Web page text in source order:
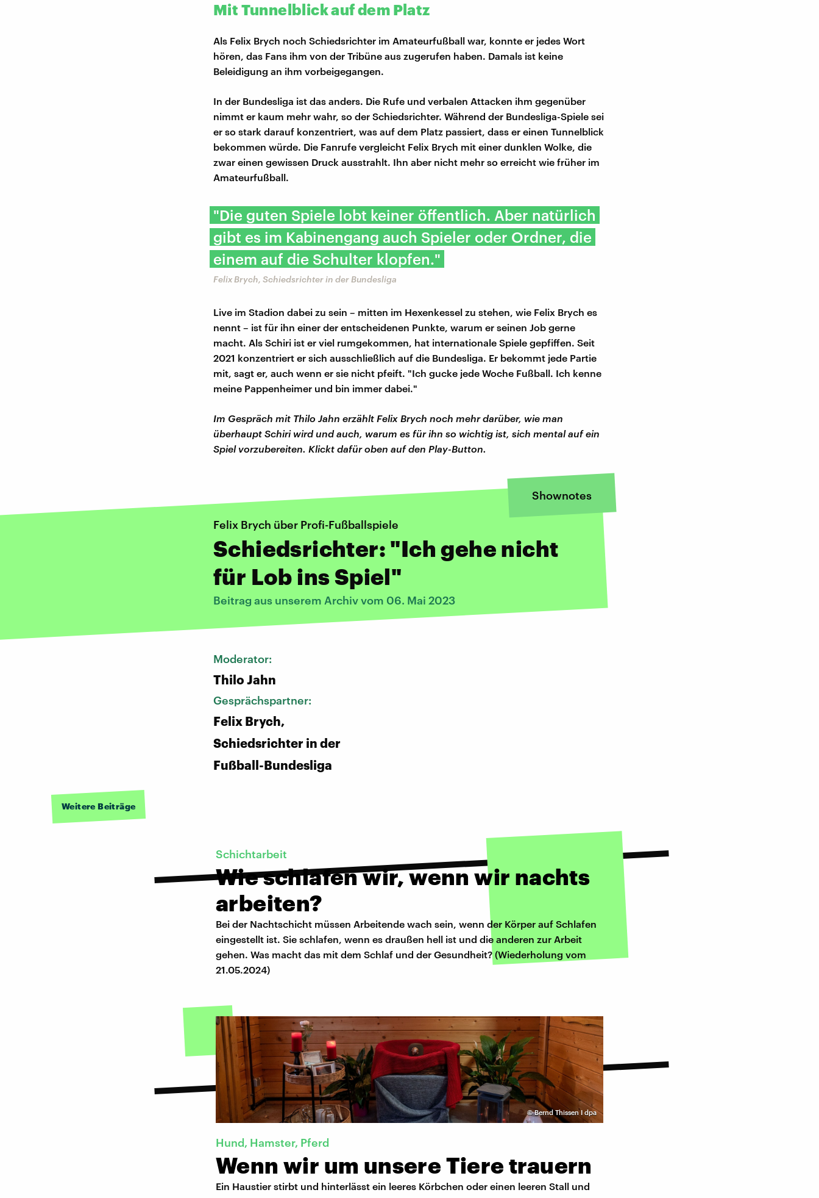
Mit Tunnelblick auf dem Platz
Als Felix Brych noch Schiedsrichter im Amateurfußball war, konnte er jedes Wort
hören, das Fans ihm von der Tribüne aus zugerufen haben. Damals ist keine
Beleidigung an ihm vorbeigegangen.
In der Bundesliga ist das anders. Die Rufe und verbalen Attacken ihm gegenüber
nimmt er kaum mehr wahr, so der Schiedsrichter. Während der Bundesliga-Spiele sei
er so stark darauf konzentriert, was auf dem Platz passiert, dass er einen Tunnelblick
bekommen würde. Die Fanrufe vergleicht Felix Brych mit einer dunklen Wolke, die
zwar einen gewissen Druck ausstrahlt. Ihn aber nicht mehr so erreicht wie früher im
Amateurfußball.
"Die guten Spiele lobt keiner öffentlich. Aber natürlich
gibt es im Kabinengang auch Spieler oder Ordner, die
einem auf die Schulter klopfen."
Felix Brych, Schiedsrichter in der Bundesliga
Live im Stadion dabei zu sein – mitten im Hexenkessel zu stehen, wie Felix Brych es
nennt – ist für ihn einer der entscheidenen Punkte, warum er seinen Job gerne
macht. Als Schiri ist er viel rumgekommen, hat internationale Spiele gepfiffen. Seit
2021 konzentriert er sich ausschließlich auf die Bundesliga. Er bekommt jede Partie
mit, sagt er, auch wenn er sie nicht pfeift. "Ich gucke jede Woche Fußball. Ich kenne
meine Pappenheimer und bin immer dabei."
Im Gespräch mit Thilo Jahn erzählt Felix Brych noch mehr darüber, wie man
überhaupt Schiri wird und auch, warum es für ihn so wichtig ist, sich mental auf ein
Spiel vorzubereiten. Klickt dafür oben auf den Play-Button.
Shownotes
Felix Brych über Profi-Fußballspiele
Schiedsrichter: "Ich gehe nicht
für Lob ins Spiel"
Beitrag aus unserem Archiv vom 06. Mai 2023
Moderator:
Thilo Jahn
Gesprächspartner:
Felix Brych,
Schiedsrichter in der
Fußball-Bundesliga
Weitere Beiträge
Schichtarbeit
Wie schlafen wir, wenn wir nachts
arbeiten?
Bei der Nachtschicht müssen Arbeitende wach sein, wenn der Körper auf Schlafen
eingestellt ist. Sie schlafen, wenn es draußen hell ist und die anderen zur Arbeit
gehen. Was macht das mit dem Schlaf und der Gesundheit? (Wiederholung vom
21.05.2024)
©Bernd Thissen I dpa
Hund, Hamster, Pferd
Wenn wir um unsere Tiere trauern
Ein Haustier stirbt und hinterlässt ein leeres Körbchen oder einen leeren Stall und